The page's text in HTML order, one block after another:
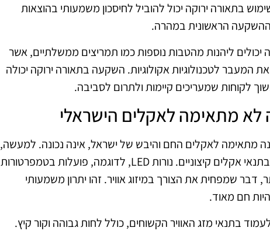
בתאורה ירוקה יכול להוביל לחיסכון משמעותי בהוצאות
הראשונית במהרה.
יכולים ליהנות מהטבות נוספות כמו תמריצים ממשלתיים, אשר
המעבר לטכנולוגיות אקולוגיות. השקעה בתאורה ירוקה יכולה
שמעריכים קיימות ולתרום לסביבה.
מתאימה לאקלים החם והיבש של ישראל, אינה נכונה. למעשה,
תאורה ירוקה מציעה יתרונות רבים גם בתנאי אקלים קיצוניים. נורות LED, לדוגמה, פועלות בטמפרטורות
דבר שמפחית את הצורך במיזוג אוויר. זהו יתרון משמעותי
חם מאוד.
בתנאי מזג האוויר הקשוחים, כולל לחות גבוהה וקור קיץ.